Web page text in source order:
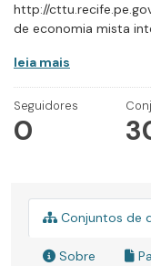
http://
de economia mista
leia mais
Seguidores
0
Conjuntos de
Sobre